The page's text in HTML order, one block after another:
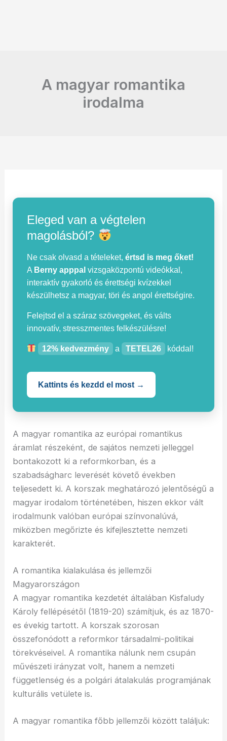
A magyar romantika
irodalma
Eleged van a végtelen
magolásból?
Ne csak olvasd a tételeket,értsd is meg őket!
A Berny apppal vizsgaközpontú videókkal,
interaktív gyakorló és érettségi kvízekkel
készülhetsz a magyar, töri és angol érettségire.
Felejtsd el a száraz szövegeket, és válts
innovatív, stresszmentes felkészülésre!
12% kedvezmény a TETEL26 kóddal!
Kattints és kezdd el most →
A magyar romantika az európai romantikus
áramlat részeként, de sajátos nemzeti jelleggel
bontakozott ki a reformkorban, és a
szabadságharc leverését követő években
teljesedett ki. A korszak meghatározó jelentőségű a
magyar irodalom történetében, hiszen ekkor vált
irodalmunk valóban európai színvonalúvá,
miközben megőrizte és kifejlesztette nemzeti
karakterét.
A romantika kialakulása és jellemzői
Magyarországon
A magyar romantika kezdetét általában Kisfaludy
Károly fellépésétől (1819-20) számítjuk, és az 1870-
es évekig tartott. A korszak szorosan
összefonódott a reformkor társadalmi-politikai
törekvéseivel. A romantika nálunk nem csupán
művészeti irányzat volt, hanem a nemzeti
függetlenség és a polgári átalakulás programjának
kulturális vetülete is.
A magyar romantika főbb jellemzői között találjuk: